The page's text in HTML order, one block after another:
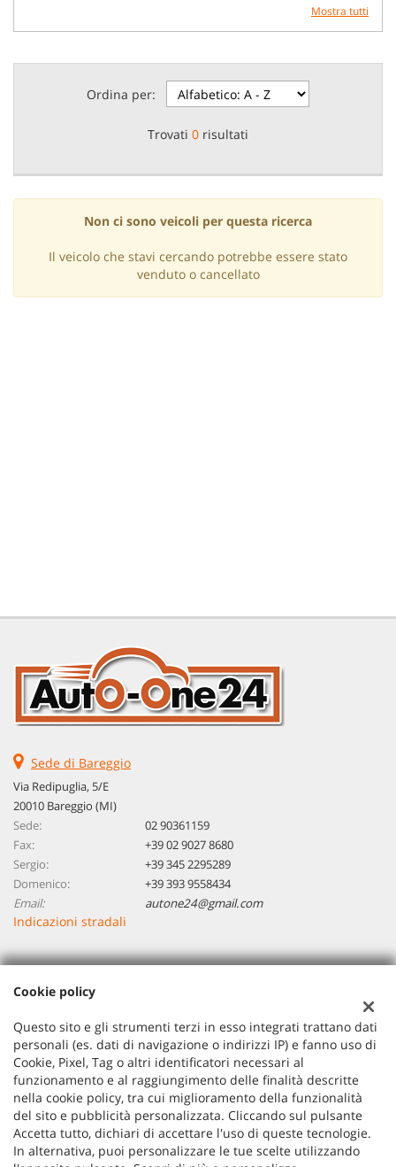
Mostra tutti
Ordina per:
Trovati 0 risultati
Non ci sono veicoli per questa ricerca
Il veicolo che stavi cercando potrebbe essere stato
venduto o cancellato
Sede di Bareggio
Via Redipuglia, 5/E
20010 Bareggio (MI)
Sede:
02 90361159
Fax:
+39 02 9027 8680
Sergio:
+39 345 2295289
Domenico:
+39 393 9558434
Email:
autone24@gmail.com
Indicazioni stradali
Dati fiscali:
Autoone 24 Di Piccinini Sergio Domenico
VIA REDIPUGLIA 5/E, BAREGGIO (MI)
P.IVA:07806030966
Registro delle imprese:MI
Cookie policy
Questo sito e gli strumenti terzi in esso integrati trattano dati
personali (es. dati di navigazione o indirizzi IP) e fanno uso di
Cookie, Pixel, Tag o altri identificatori necessari al
funzionamento e al raggiungimento delle finalità descritte
nella cookie policy, tra cui miglioramento della funzionalità
del sito e pubblicità personalizzata. Cliccando sul pulsante
Accetta tutto, dichiari di accettare l'uso di queste tecnologie.
In alternativa, puoi personalizzare le tue scelte utilizzando